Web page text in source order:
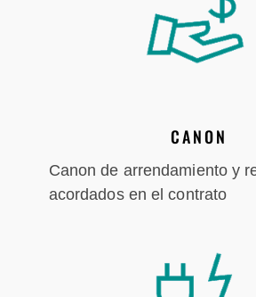
CANON
Canon de arrendamiento y
acordados en el contrato